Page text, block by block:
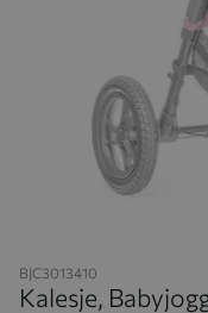
BJC3013410
Kalesje,